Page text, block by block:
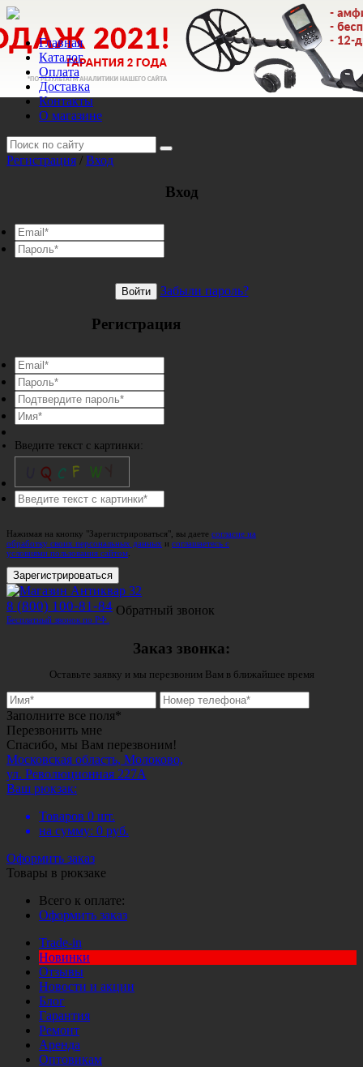
Главная
Каталог
Оплата
Доставка
Контакты
О магазине
Регистрация / Вход
Вход
Войти Забыли пароль?
Регистрация
Введите текст с картинки:
Нажимая на кнопку "Зарегистрироваться", вы даете согласие на
обработку своих персональных данных и соглашаетесь с
условиями пользования сайтом
Зарегистрироваться
8 (800) 100-81-84
Бесплатный звонок по РФ.
Обратный звонок
Заказ звонка:
Оставьте заявку и мы перезвоним Вам в ближайшее время
Заполните все поля*
Перезвонить мне
Спасибо, мы Вам перезвоним!
Московская область, Молоково,
ул. Революционная 227А
Ваш рюкзак:
Товаров 0 шт.
на сумму: 0 руб.
Оформить заказ
Товары в рюкзаке
Всего к оплате:
Оформить заказ
Trade-in
Новинки
Отзывы
Новости и акции
Блог
Гарантия
Ремонт
Аренда
Оптовикам